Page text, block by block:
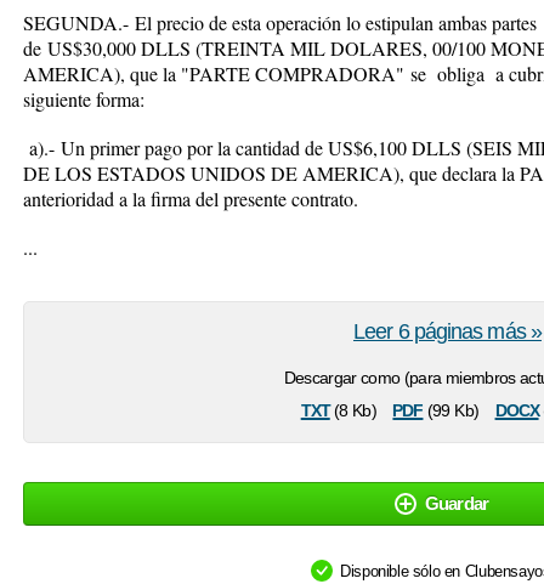
SEGUNDA.- El precio de esta operación lo estipulan ambas
de US$30,000 DLLS (TREINTA MIL DOLARES, 00/100
AMERICA), que la "PARTE COMPRADORA" se obliga a
siguiente forma:
a).- Un primer pago por la cantidad de US$6,100 DLLS (SEIS
DE LOS ESTADOS UNIDOS DE AMERICA), que declara la
anterioridad a la firma del presente contrato.
...
Descargar como (para miembros
txt(8 Kb) pdf (99 Kb) docx
Leer 6 páginas más »
Guardar
Disponible sólo en